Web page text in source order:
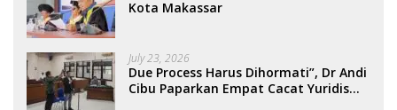
Kota Makassar
July 23, 2026
Due Process Harus Dihormati”, Dr Andi
Cibu Paparkan Empat Cacat Yuridis